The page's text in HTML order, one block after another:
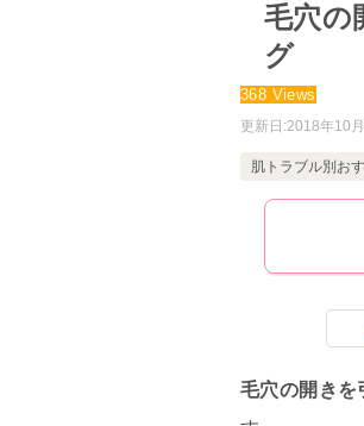
毛穴の
グ
更新日:2018年10
368 Views
肌トラブル別お
毛穴の開きを